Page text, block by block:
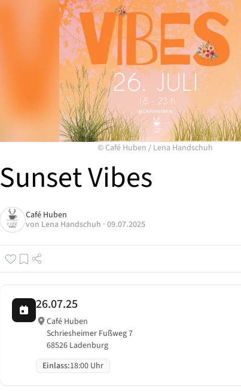
©Café Huben / Lena Handschuh
Sunset Vibes
Café Huben
von Lena Handschuh · 09.07.2025
26.07.25
Café Huben
Schriesheimer Fußweg 7
68526 Ladenburg
Einlass:18:00 Uhr